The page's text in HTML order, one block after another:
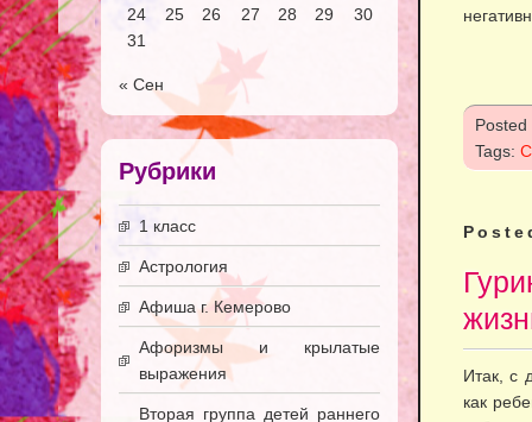
Tags:
Итак, с
как
24
25 26 27 28 29
30
31
« Сен
Рубрики
1 класс
Астрология
Афиша г. Кемерово
Афоризмы и крылатые
выражения
Вторая группа детей раннего